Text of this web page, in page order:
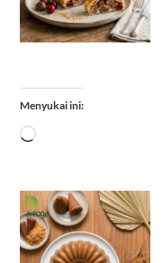
Menyukai ini:
Memuat...